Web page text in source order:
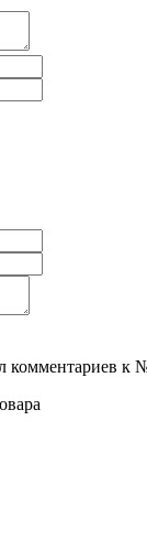
комментариев к